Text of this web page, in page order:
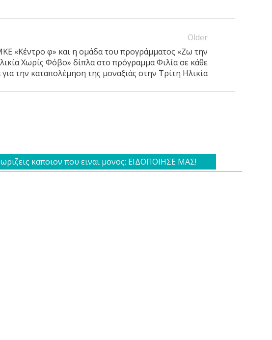
Older
«Κέντρο φ» και η ομάδα του προγράμματος «Ζω την
Χωρίς Φόβο» δίπλα στο πρόγραμμα Φιλία σε κάθε
για την καταπολέμηση της μοναξιάς στην Τρίτη Ηλικία
καποιον που ειναι μονος; ΕΙΔΟΠΟΙΗΣΕ ΜΑΣ!